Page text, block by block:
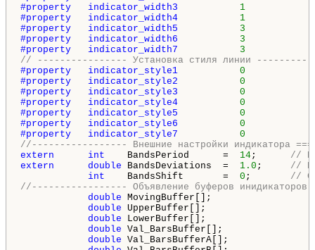
#property   indicator_width3 1
#property   indicator_width4 1
#property   indicator_width5 3
#property   indicator_width6 3
#property   indicator_width7 3
// ---------------- Установка стиля линии
#property   indicator_style1 0
#property   indicator_style2 0
#property   indicator_style3 0
#property   indicator_style4 0
#property   indicator_style5 0
#property   indicator_style6 0
#property   indicator_style7 0
//----------------- Внешние настройки индикатора
extern
int BandsPeriod      = 14; //
extern
double BandsDeviations  = 1.0 ; //
int BandsShift       = 0 ; //
//----------------- Объявление буферов
double MovingBuffer[];
double UpperBuffer[];
double LowerBuffer[];
double Val_BarsBuffer[];
double Val_BarsBufferA[];